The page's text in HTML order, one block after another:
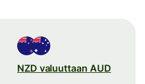
NZD valuuttaan AUD